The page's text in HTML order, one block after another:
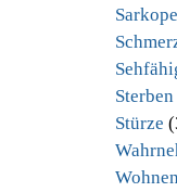
Sterben
Stürze